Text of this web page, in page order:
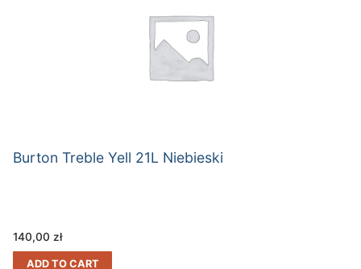
Burton Treble Yell 21L Niebieski
140,00 zł
ADD TO CART